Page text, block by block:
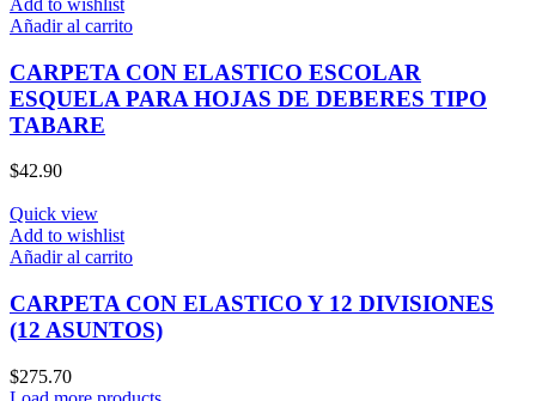
Añadir al carrito
CARPETA CON ELASTICO ESCOLAR
ESQUELA PARA HOJAS DE DEBERES TIPO
TABARE
$42.90
Quick view
Add to wishlist
Añadir al carrito
CARPETA CON ELASTICO Y 12 DIVISIONES
(12 ASUNTOS)
$275.70